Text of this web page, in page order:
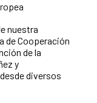
nuestra
de Cooperación
de la
y
diversos